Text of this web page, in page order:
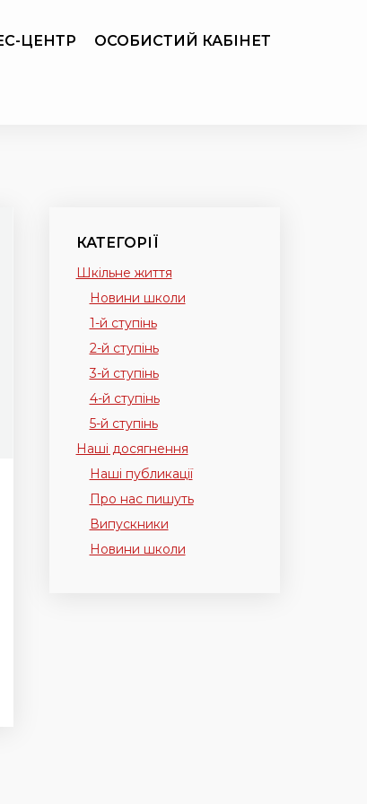
ЦЕНТР ОСОБИСТИЙ КАБІНЕТ
КАТЕГОРІЇ
Шкільне життя
Новини школи
1-й ступінь
2-й ступінь
3-й ступінь
4-й ступінь
5-й ступінь
Наші досягнення
Наші публикації
Про нас пишуть
Випускники
Новини школи